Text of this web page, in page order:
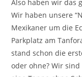
Also haben wir das
Wir haben unsere
Mexikaner um die
Parkplatz am
stand schon die
oder ohne? Wir